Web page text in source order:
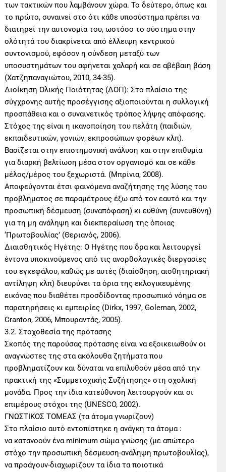
των τακτικών που λαμβάνουν χώρα. Το δεύτερο, όπως και
το πρώτο, συναινεί στο ότι κάθε υποσύστημα πρέπει να
διατηρεί την αυτονομία του, ωστόσο το σύστημα στην
ολότητά του διακρίνεται από έλλειψη κεντρικού
συντονισμού, εφόσον η σύνδεση μεταξύ των
υποσυστημάτων του αφήνεται χαλαρή και σε αβέβαιη βάση
(Χατζηπαναγιώτου, 2010, 34-35).
Διοίκηση Ολικής Ποιότητας (ΔΟΠ): Στο πλαίσιο της
σύγχρονης αυτής προσέγγισης αξιοποιούνται η συλλογική
προσπάθεια και ο συναινετικός τρόπος λήψης απόφασης.
Στόχος της είναι η ικανοποίηση του πελάτη (παιδιών,
εκπαιδευτικών, γονιών, εκπροσώπων φορέων κλπ).
Βασίζεται στην επιστημονική ανάλυση και στην επιθυμία
για διαρκή βελτίωση μέσα στον οργανισμό και σε κάθε
μέλος/μέρος του ξεχωριστά. (Μπρίνια, 2008).
Αποφεύγονται έτσι φαινόμενα αναζήτησης της λύσης του
προβλήματος σε παραμέτρους έξω από τον εαυτό και την
προσωπική δέσμευση (συναπόφαση) κι ευθύνη (συνευθύνη)
για τη μη ανάληψη και διεκπεραίωση της όποιας
‘Πρωτοβουλίας’ (Θεριανός, 2006).
Διαισθητικός Ηγέτης: Ο Ηγέτης που δρα και λειτουργεί
έντονα υποκινούμενος από τις ανορθολογικές διεργασίες
του εγκεφάλου, καθώς με αυτές (διαίσθηση, αισθητηριακή
αντίληψη κλπ) διευρύνει τα όρια της εκλογικευμένης
εικόνας που διαθέτει προσδίδοντας προσωπικό νόημα σε
παρατηρήσεις κι εμπειρίες (Dirkx, 1997, Goleman, 2002,
Cranton, 2006, Μπουραντάς, 2005).
3.2. Στοχοθεσία της πρότασης
Σκοπός της παρούσας πρότασης είναι να εξοικειωθούν οι
αναγνώστες της στα ακόλουθα ζητήματα που
προβληματίζουν και δύναται να επιλυθούν μέσα από την
πρακτική της «Συμμετοχικής Συζήτησης» στη σχολική
μονάδα. Προς την ίδια κατεύθυνση λειτουργούν και οι
επιμέρους στόχοι της (UNESCO, 2002).
ΓΝΩΣΤΙΚΟΣ ΤΟΜΕΑΣ (τα άτομα γνωρίζουν)
Στο πλαίσιο αυτό εντοπίστηκε η ανάγκη τα άτομα :
να κατανοούν ένα minimum σώμα γνώσης (με απώτερο
στόχο την προσωπική δέσμευση-ανάληψη πρωτοβουλίας),
να προάγουν-διαχωρίζουν τα ίδια τα ποιοτικά